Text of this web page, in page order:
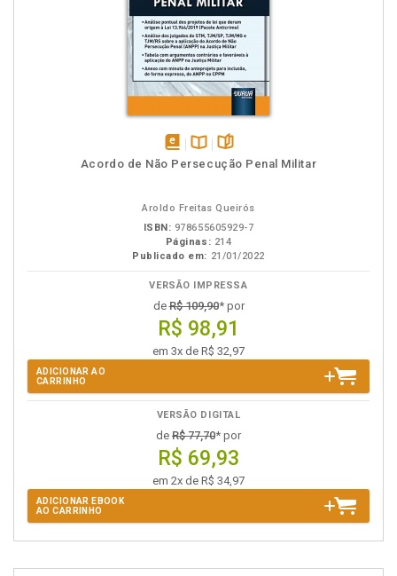
disponível
Disponível
páginas
Acordo de Não Persecução Penal Militar
Aroldo Freitas Queirós
ISBN: 978655605929-7
Páginas: 214
Publicado em: 21/01/2022
VERSÃO IMPRESSA
deR$ 109,90* por
R$ 98,91
em 3x de R$ 32,97
ADICIONAR AO
CARRINHO
VERSÃO DIGITAL
de R$ 77,70* por
R$ 69,93
em 2x de R$ 34,97
ADICIONAR EBOOK
AO CARRINHO